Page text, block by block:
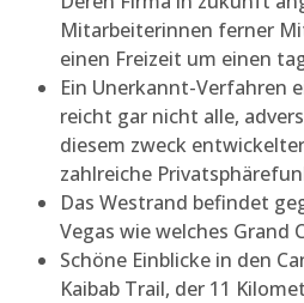
Mitarbeiterinnen ferner
einen Freizeit um einen
Ein Unerkannt-Verfahren
reicht gar nicht alle,
diesem zweck
zahlreiche
Das Westrand befindet
Vegas wie welches Grand
Schöne Einblicke in den
Kaibab Trail, der 11